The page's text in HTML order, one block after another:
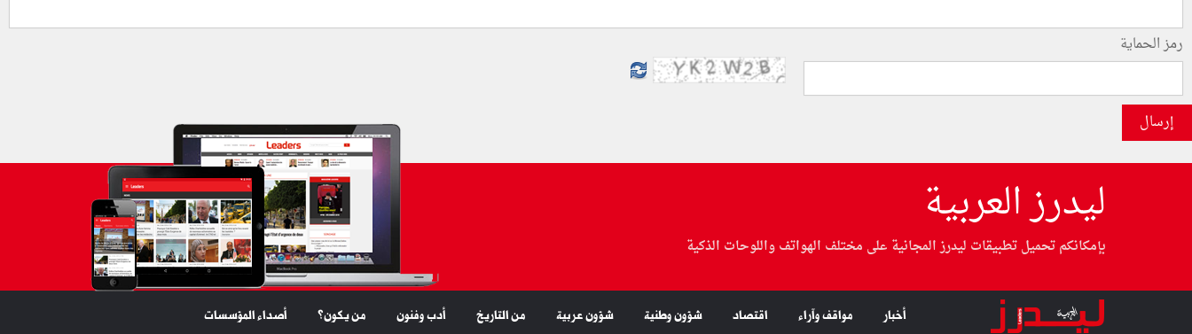
رمز الحماية
إرسال
ليدرز العربية
بإمكانكم تحميل تطبيقات ليدرز المجانية على مختلف الهواتف واللوحات الذكية
أخبار مواقف وآراء اقتصاد شؤون وطنية شؤون عربية من التاريخ أدب وفنون من يكون؟ أصداء المؤسسات